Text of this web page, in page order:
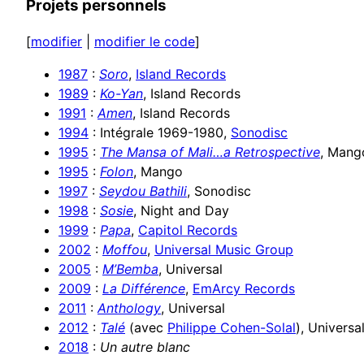
Projets personnels
[modifier modifier le code]
1987 : Soro, Island Records
1989 : Ko-Yan, Island Records
1991 :Amen, Island Records
1994 : Intégrale 1969-1980, Sonodisc
1995 : The Mansa of Mali…a Retrospective,
1995 : Folon, Mango
1997 : Seydou Bathili, Sonodisc
1998 : Sosie, Night and Day
1999 : Papa, Capitol Records
2002 : Moffou, Universal Music Group
2005 : M’Bemba, Universal
2009 : La Différence, EmArcy Records
2011 :Anthology, Universal
2012 : Talé (avec Philippe Cohen-Solal), Universal
2018 : Un autre blanc